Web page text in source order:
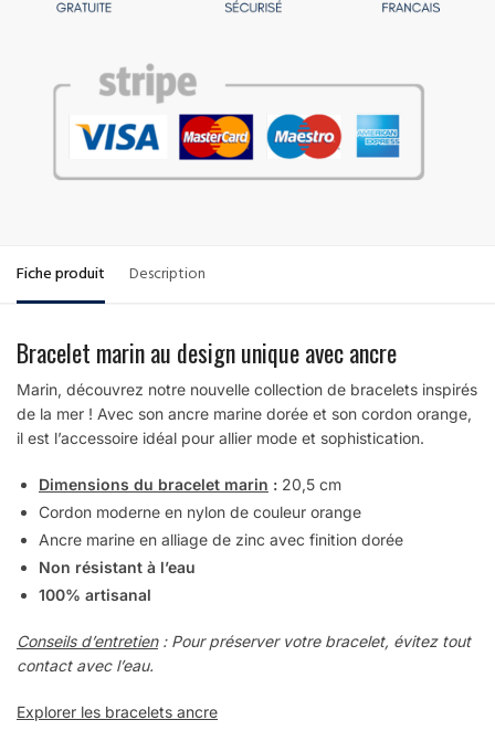
Fiche produit Description
Bracelet marin au design unique avec ancre
Marin, découvrez notre nouvelle collection de bracelets inspirés
de la mer ! Avec son ancre marine dorée et son cordon orange,
il est l’accessoire idéal pour allier mode et sophistication.
Dimensions du bracelet marin : 20,5 cm
Cordon moderne en nylon de couleur orange
Ancre marine en alliage de zinc avec finition dorée
Non résistant à l’eau
100% artisanal
Conseils d’entretien: Pour préserver votre bracelet, évitez tout
contact avec l’eau.
Explorer les bracelets ancre